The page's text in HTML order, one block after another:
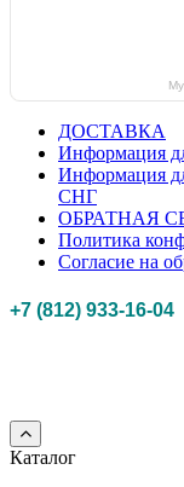
ДОСТАВКА
Информация
Информация
СНГ
ОБРАТНАЯ
Политика
Согласие на
+7 (812) 933-16-04
Каталог